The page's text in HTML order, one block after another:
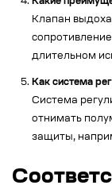
Клапан
длительном
Как система
Система
отнимать
защиты,